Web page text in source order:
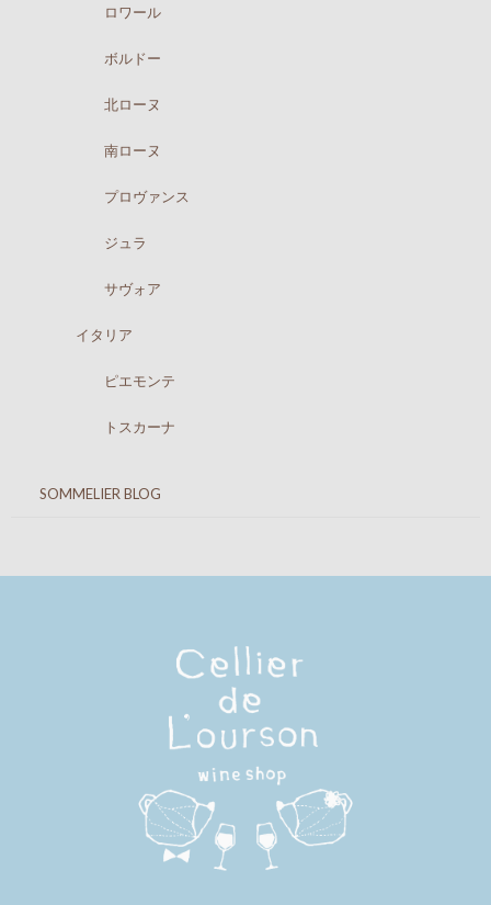
ロワール
ボルドー
北ローヌ
南ローヌ
プロヴァンス
ジュラ
サヴォア
イタリア
ピエモンテ
トスカーナ
SOMMELIER BLOG